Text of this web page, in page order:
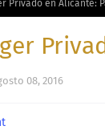
Privado en Alicante:
08, 2016